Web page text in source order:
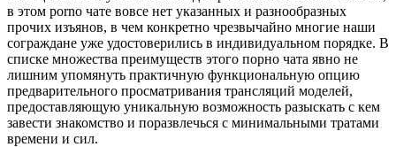
в этом porno чате вовсе нет указанных и разнообразных
прочих изъянов, в чем конкретно чрезвычайно многие наши
сограждане уже удостоверились в индивидуальном порядке. В
списке множества преимуществ этого порно чата явно не
лишним упомянуть практичную функциональную опцию
предварительного просматривания трансляций моделей,
предоставляющую уникальную возможность разыскать с кем
завести знакомство и поразвлечься с минимальными тратами
времени и сил.